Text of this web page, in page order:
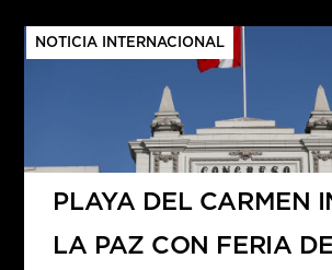
DEBATE EN EUROPA
NOTICIA INTERNACIONAL
PLAYA DEL CARMEN
LA PAZ CON FERIA DE